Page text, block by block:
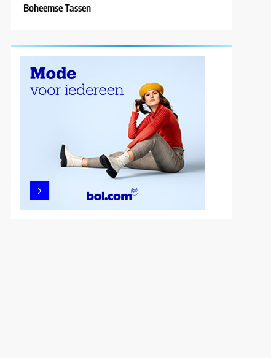
Boheemse Tassen